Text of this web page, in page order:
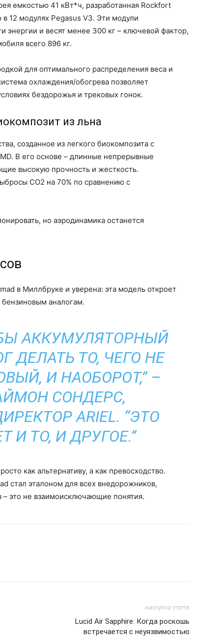
емкостью 41 кВт*ч, разработанная Rockfort
12 модулях Pegasus V3. Эти модули
энергии и весят менее 300 кг – ключевой фактор,
всего 896 кг.
для оптимального распределения веса и
охлаждения/обогрева позволяет
бездорожья и трековых гонок.
из льна
созданное из легкого биокомпозита с
В его основе – длинные непрерывные
высокую прочность и жесткость.
CO2 на 70% по сравнению с
но аэродинамика останется
в Миллбруке и уверена: эта модель откроет
аналогам.
АККУМУЛЯТОРНЫЙ
ДЕЛАТЬ ТО, ЧЕГО НЕ
И НАОБОРОТ,” –
СОНДЕРС,
ARIEL. “ЭТО
И ТО, И ДРУГОЕ.”
как альтернативу, а как превосходство.
стал эталоном для всех внедорожников,
– это не взаимоисключающие понятия.
наступна стаття
Lucid Air Sapphire: Когда роскошь
встречается с неуязвимостью